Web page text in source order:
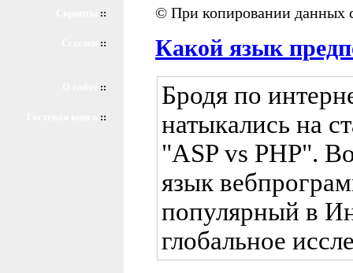
::
::
::
::
© При копировании данных
Какой язык
Бродя по
натыкались на
"ASP vs PHP".
язык
популярный в
глобальное